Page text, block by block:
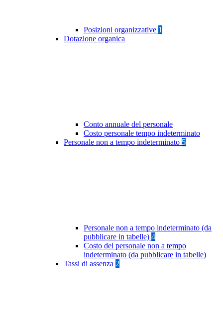
Posizioni organizzative 1
Dotazione organica
Conto annuale del personale
Costo personale tempo indeterminato
Personale non a tempo indeterminato 5
Personale non a tempo indeterminato (da
pubblicare in tabelle) 4
Costo del personale non a tempo
indeterminato (da pubblicare in tabelle)
Tassi di assenza 2